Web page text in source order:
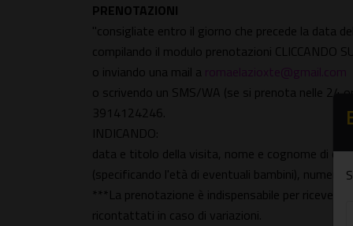
PRENOTAZIONI
"consigliate entro il giorno che precede la data
compilando il modulo prenotazioni CLICCANDO
o inviando una mail a romaelazioxte@gmail.com
o scrivendo un SMS/WA (se si prenota nelle 24
3914124246.
INDICANDO:
data e titolo della visita, nome e cognome di
(specificando l'età di eventuali bambini), numero
***La prenotazione è indispensabile per
ricontattati in caso di variazioni.